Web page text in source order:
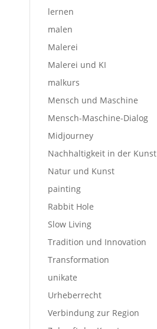
lernen
malen
Malerei
Malerei und KI
malkurs
Mensch und Maschine
Mensch-Maschine-Dialog
Midjourney
Nachhaltigkeit in der Kunst
Natur und Kunst
painting
Rabbit Hole
Slow Living
Tradition und Innovation
Transformation
unikate
Urheberrecht
Verbindung zur Region